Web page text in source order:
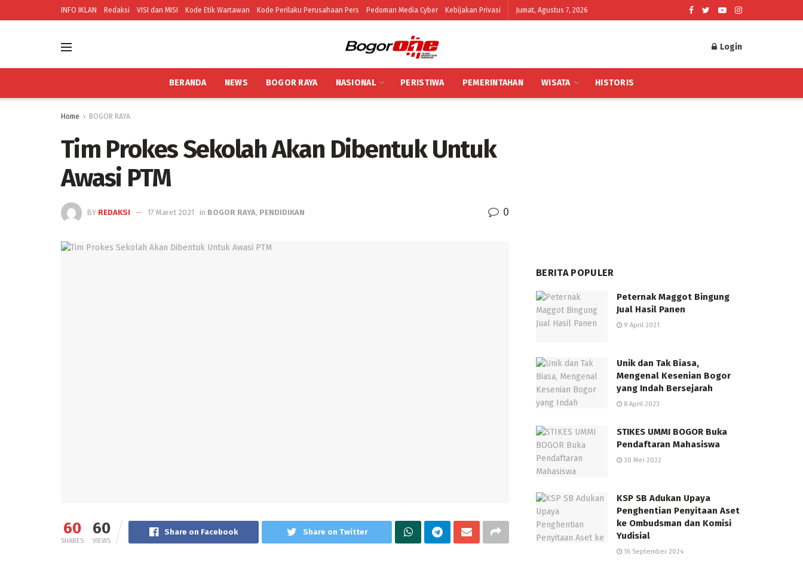
INFO IKLAN Redaksi VISI dan MISI Kode Etik Wartawan Kode Perilaku Perusahaan Pers Pedoman Media Cyber Kebijakan Privasi Jumat, Agustus 7, 2026
Login
BERANDA NEWS BOGOR RAYA NASIONAL PERISTIWA PEMERINTAHAN WISATA HISTORIS
Home BOGOR RAYA
Tim Prokes Sekolah Akan Dibentuk Untuk
Awasi PTM
BY REDAKSI 17 Maret 2021 in BOGOR RAYA, PENDIDIKAN 0
60
SHARES
60
VIEWS
Share on Facebook Share on Twitter
BERITA POPULER
Peternak Maggot Bingung
Jual Hasil Panen
9 April 2021
Unik dan Tak Biasa,
Mengenal Kesenian Bogor
yang Indah Bersejarah
8 April 2023
STIKES UMMI BOGOR Buka
Pendaftaran Mahasiswa
30 Mei 2022
KSP SB Adukan Upaya
Penghentian Penyitaan Aset
ke Ombudsman dan Komisi
Yudisial
16 September 2024